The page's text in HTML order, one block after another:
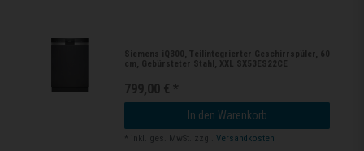
Siemens iQ300, Teilintegrierter Geschirrspüler, 60
cm, Gebürsteter Stahl, XXL SX53ES22CE
799,00 € *
In den Warenkorb
* inkl. ges. MwSt. zzgl.Versandkosten